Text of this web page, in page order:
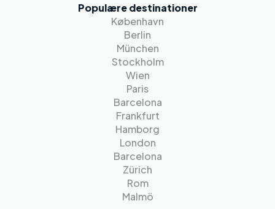
Populære destinationer
København
Berlin
München
Stockholm
Wien
Paris
Barcelona
Frankfurt
Hamborg
London
Barcelona
Zürich
Rom
Malmö